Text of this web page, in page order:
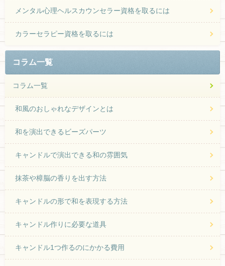
メンタル心理ヘルスカウンセラー資格を取るには
カラーセラピー資格を取るには
コラム一覧
コラム一覧
和風のおしゃれなデザインとは
和を演出できるビーズパーツ
キャンドルで演出できる和の雰囲気
抹茶や樟脳の香りを出す方法
キャンドルの形で和を表現する方法
キャンドル作りに必要な道具
キャンドル1つ作るのにかかる費用